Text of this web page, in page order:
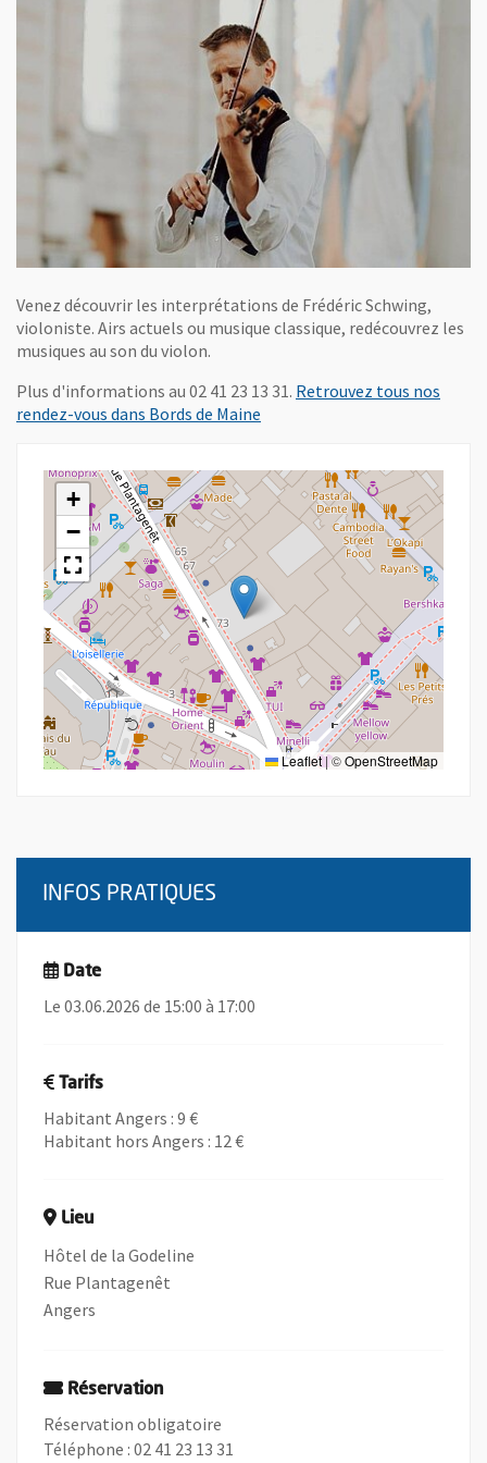
Venez découvrir les interprétations de Frédéric Schwing,
violoniste. Airs actuels ou musique classique, redécouvrez les
musiques au son du violon.
Plus d'informations au 02 41 23 13 31. Retrouvez tous nos
rendez-vous dans Bords de Maine
+
−
Leaflet|©OpenStreetMap
INFOS PRATIQUES
Date
Le 03.06.2026 de 15:00 à 17:00
Tarifs
Habitant Angers : 9 €
Habitant hors Angers : 12 €
Lieu
Hôtel de la Godeline
Rue Plantagenêt
Angers
Réservation
Réservation obligatoire
Téléphone : 02 41 23 13 31